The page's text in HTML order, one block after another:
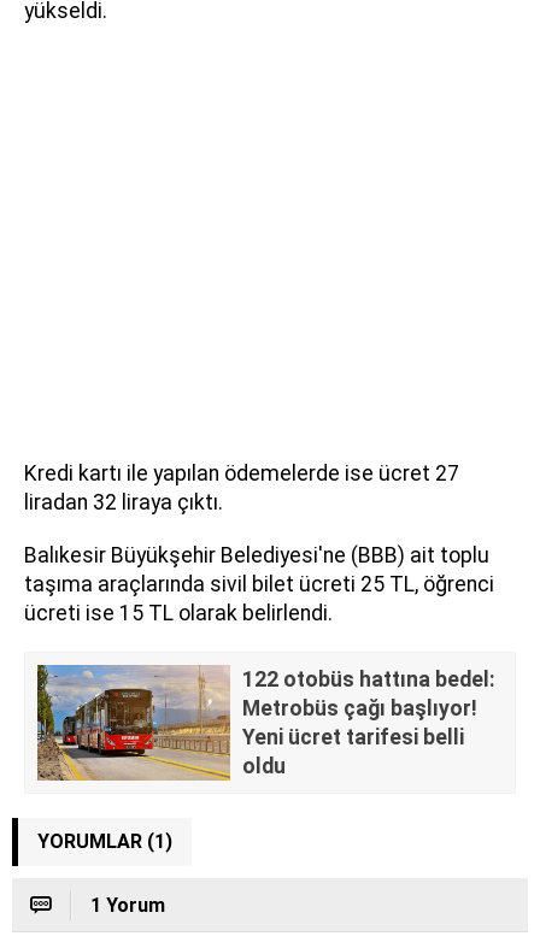
yükseldi.
Kredi kartı ile yapılan ödemelerde ise ücret 27
liradan 32 liraya çıktı.
Balıkesir Büyükşehir Belediyesi'ne (BBB) ait toplu
taşıma araçlarında sivil bilet ücreti 25 TL, öğrenci
ücreti ise 15 TL olarak belirlendi.
122 otobüs hattına bedel:
Metrobüs çağı başlıyor!
Yeni ücret tarifesi belli
oldu
YORUMLAR (1)
1 Yorum